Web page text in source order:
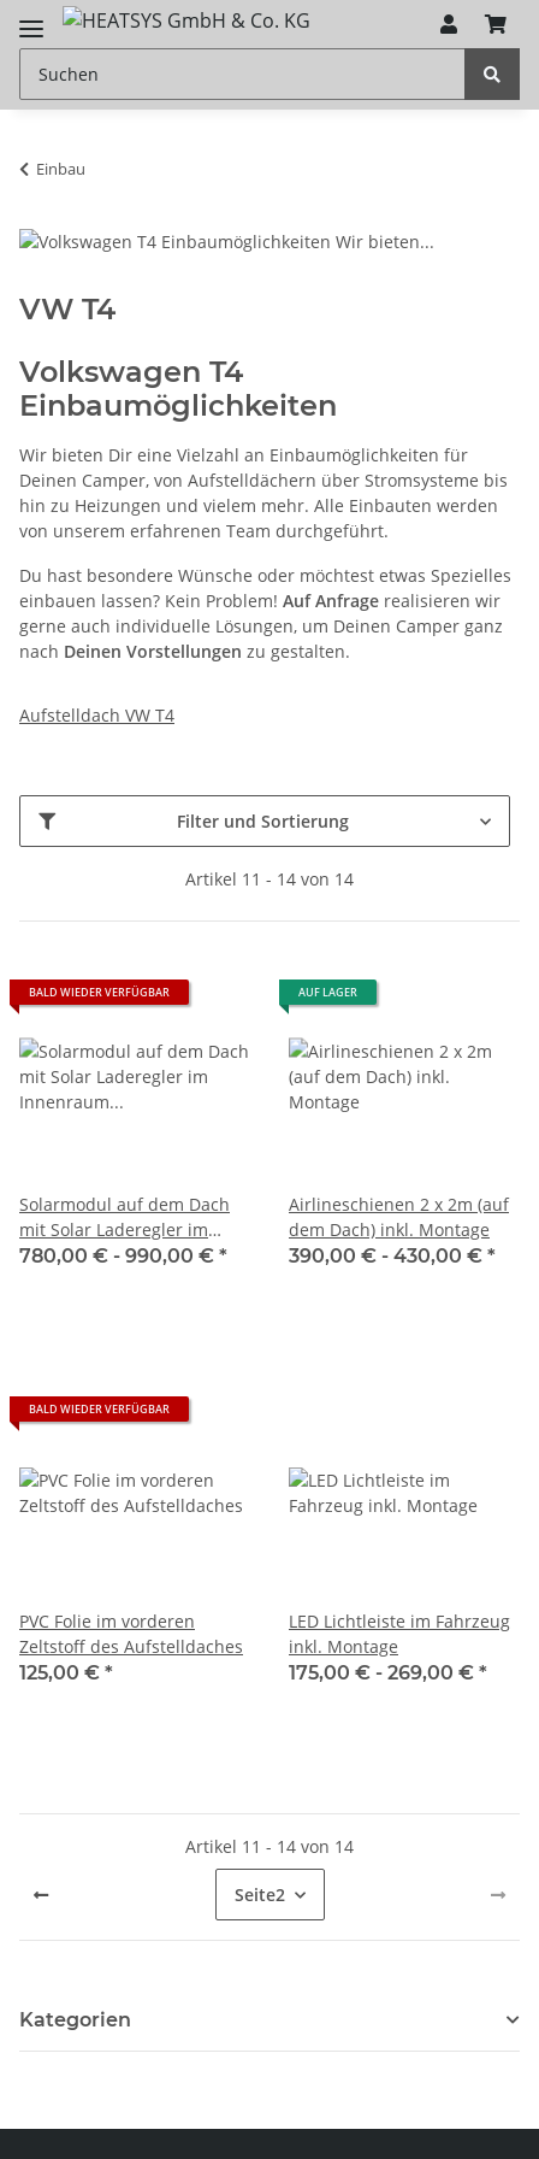
Einbau
VW T4
Volkswagen T4
Einbaumöglichkeiten
Wir bieten Dir eine Vielzahl an Einbaumöglichkeiten für
Deinen Camper, von Aufstelldächern über Stromsysteme bis
hin zu Heizungen und vielem mehr. Alle Einbauten werden
von unserem erfahrenen Team durchgeführt.
Du hast besondere Wünsche oder möchtest etwas Spezielles
einbauen lassen? Kein Problem! Auf Anfrage realisieren wir
gerne auch individuelle Lösungen, um Deinen Camper ganz
nach Deinen Vorstellungen zu gestalten.
Aufstelldach VW T4
Filter und Sortierung
Artikel 11 - 14 von 14
BALD WIEDER VERFÜGBAR
Solarmodul auf dem Dach
mit Solar Laderegler im
Innenraum inkl. Montage
780,00 € - 990,00 € *
AUF LAGER
Airlineschienen 2 x 2m (auf
dem Dach) inkl. Montage
390,00 € - 430,00 € *
BALD WIEDER VERFÜGBAR
PVC Folie im vorderen
Zeltstoff des Aufstelldaches
125,00 € *
LED Lichtleiste im Fahrzeug
inkl. Montage
175,00 € - 269,00 € *
Artikel 11 - 14 von 14
Seite2
Kategorien